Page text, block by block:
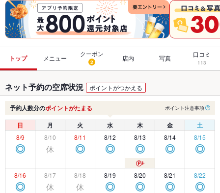
トップ メニュー
クーポン
2 店内 写真 口コミ
113
ネット予約の空席状況 ポイントがつかえる
予約人数分のポイントがたまる ポイント注意事項
日 月 火 水 木 金 土
8/9
◎
8/10
休
8/11
◎
8/12
◎
8/13
◎
8/14
◎
8/15
◎
8/16
◎
8/17
休
8/18
休
8/19
◎
8/20
◎
8/21
◎
8/22
◎